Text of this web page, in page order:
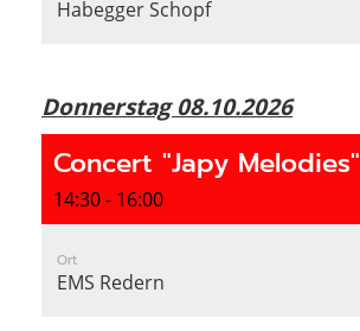
Habegger Schopf
Donnerstag 08.10.2026
Concert "Japy Melodies"
14:30 - 16:00
Ort
EMS Redern